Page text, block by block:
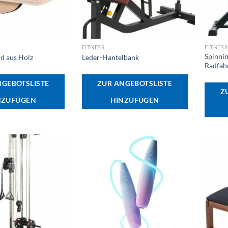
aus Holz
FITNESS
Leder-Hantelbank
ZUR ANGEBOTSLISTE
HINZUFÜGEN
+
FITNESS